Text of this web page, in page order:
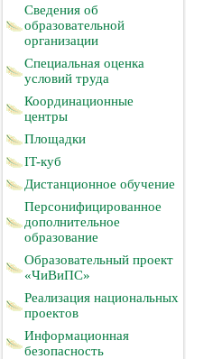
Сведения об
образовательной
организации
Специальная оценка
условий труда
Координационные
центры
Площадки
IT-куб
Дистанционное обучение
Персонифицированное
дополнительное
образование
Образовательный проект
«ЧиВиПС»
Реализация национальных
проектов
Информационная
безопасность